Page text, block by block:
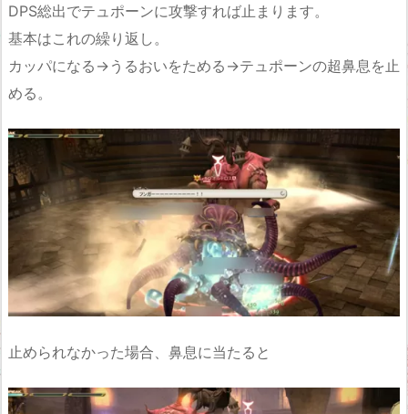
DPS総出でテュポーンに攻撃すれば止まります。
基本はこれの繰り返し。
カッパになる→うるおいをためる→テュポーンの超鼻息を止
める。
止められなかった場合、鼻息に当たると